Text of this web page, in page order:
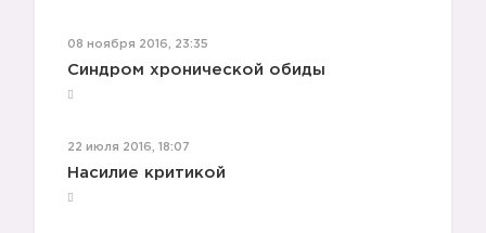
08 ноября 2016, 23:35
Синдром хронической обиды
22 июля 2016, 18:07
Насилие критикой